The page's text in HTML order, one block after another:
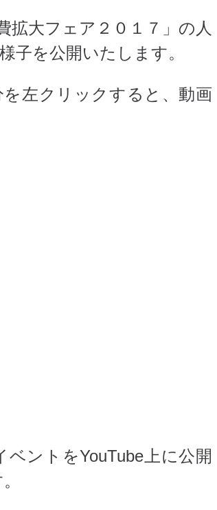
拡大フェア２０１７」の人
子を公開いたします。
左クリックすると、動画
ントをYouTube上に公開